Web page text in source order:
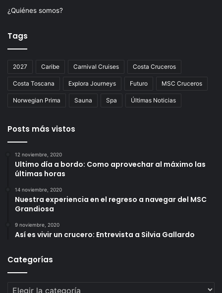
¿Quiénes somos?
Tags
2027 Caribe Carnival Cruises Costa Cruceros
Costa Toscana Explora Journeys Futuro MSC Cruceros
Norwegian Prima Sauna Spa Últimas Noticias
Posts más vistos
12 noviembre, 2020
Ultimo día a bordo: Como aprovechar al máximo las
últimas horas
14 noviembre, 2020
Nuestra experiencia en el regreso a navegar del MSC
Grandiosa
9 noviembre, 2020
Así es vivir un crucero: Entrevista a Silvia Gallardo
Categorías
Categorías